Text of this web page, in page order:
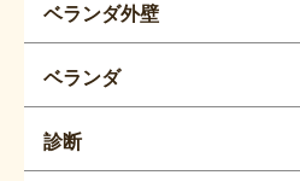
ベランダ外壁
ベランダ
診断